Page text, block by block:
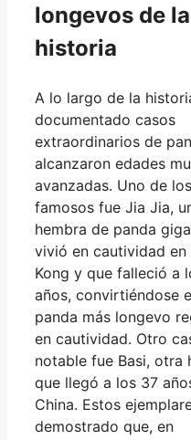
longevos de la
historia
A lo largo de la
documentado casos
extraordinarios de
alcanzaron edades
avanzadas. Uno de
famosos fue Jia Jia,
hembra de panda
vivió en cautividad en
Kong y que falleció a
años, convirtiéndose
panda más longevo
en cautividad. Otro
notable fue Basi, otra
que llegó a los 37
China. Estos
demostrado que, en